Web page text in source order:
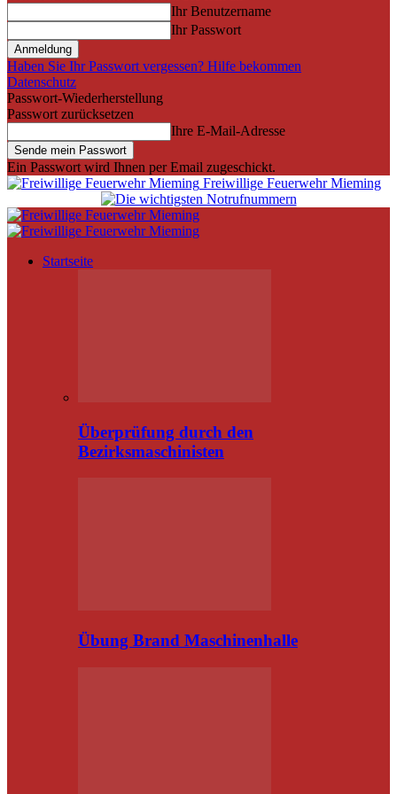
Ihr Benutzername
Ihr Passwort
Haben Sie Ihr Passwort vergessen? Hilfe bekommen
Datenschutz
Passwort-Wiederherstellung
Passwort zurücksetzen
Ihre E-Mail-Adresse
Ein Passwort wird Ihnen per Email zugeschickt.
Freiwillige Feuerwehr Mieming
Startseite
Überprüfung durch den
Bezirksmaschinisten
Übung Brand Maschinenhalle